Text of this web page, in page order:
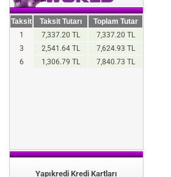
Taksit Taksit Tutarı
Toplam Tutar
1
7,337.20 TL
7,337.20 TL
3
2,541.64 TL
7,624.93 TL
6
1,306.79 TL 7,840.73 TL
Yapıkredi Kredi Kartları